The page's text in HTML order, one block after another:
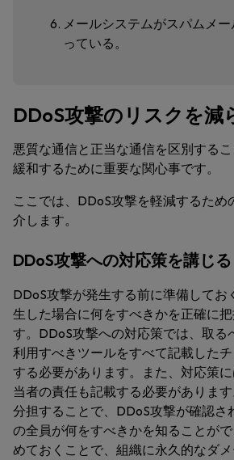
メールシステムがスパムメー
っている。
DDoS攻撃のリスクを減
悪質な通信と正当な通信を区別する
緩和するために重要な関心事です。
ここでは、DDoS攻撃を軽減するため
介します。
DDoS攻撃への対応策を講じる
DDoS攻撃が発生する前に準備してお
生した場合に何をすべきかを正確に
す。DDoS攻撃への対応策では、取る
利用すべきツールをすべて記載した
する必要があります。また、対応策
当者の責任も記載する必要がありま
分担することで、DDoS攻撃が確認さ
の全員が何をすべきかを知ることが
めておくことで、組織に永久的なダメ